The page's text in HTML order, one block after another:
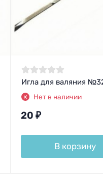
Игла для валяния
Нет в наличии
20 ₽
В корзину